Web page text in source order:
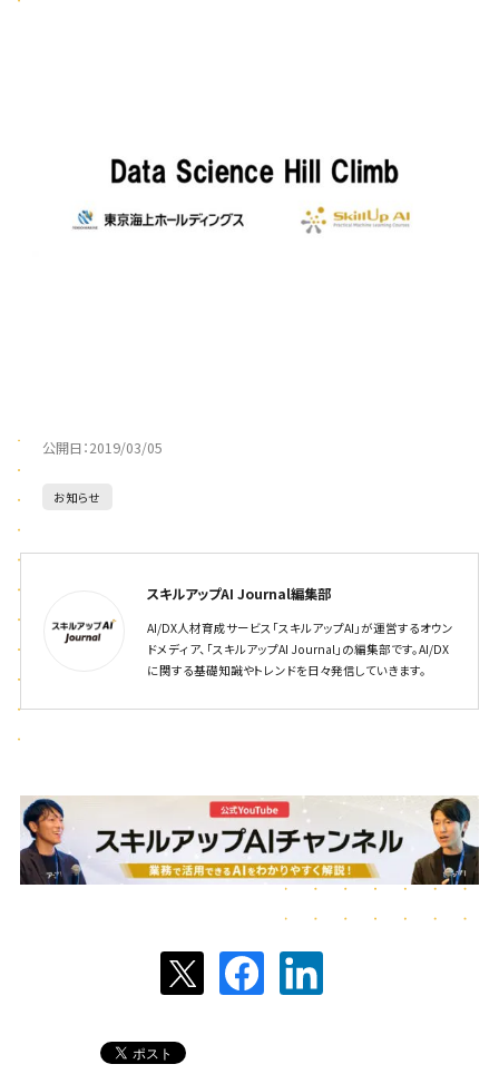
公開日：2019/03/05
お知らせ
スキルアップAI Journal編集部
AI/DX人材育成サービス「スキルアップAI」が運営するオウン
ドメディア、「スキルアップAI Journal」の編集部です。AI/DX
に関する基礎知識やトレンドを日々発信していきます。